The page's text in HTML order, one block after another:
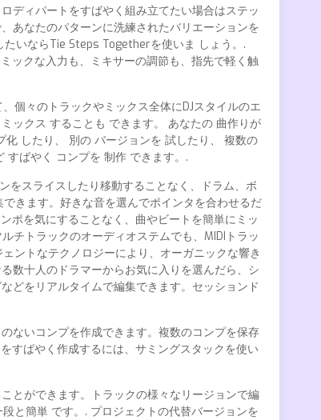
ディパートをすばやく組み立てたい場合はステッ
あなたのパターンに洗練されたバリエーションを
いならTie Steps Togetherを使いま しょう。.
ックな入力も、ミキサーの調節も、指先で軽く触
個々のトラックやミックス全体にDJスタイルのエ
ックス することも できます。 あなたの 曲作りが
したり、 別の バージョンを 試したり、 複数の
すばやく コンプを 制作 できます。.
をスライスしたり移動することなく、ドラム、ボ
きます。好きな音を選んでポインタを合わせるだ
ポを気にすることなく、曲やビートを簡単にミッ
チトラックのオーディオステムでも、MIDIトラッ
ントなテクノロジーにより、オーガニックな響き
数十人のドラマーからお気に入りを選んだら、シ
どをリアルタイムで編集できます。セッションド
ないコンプを作成できます。複数のコンプを保存
すばやく作成するには、サミングスタックを使い
とができます。トラックの様々なリージョンで編
と簡単 です。. プロジェクトの代替バージョンを